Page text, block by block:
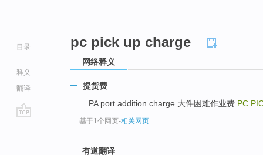
目录
释义
翻译
pc pick up charge
网络释义
提货费
... PA port addition charge 大件困难作业费 PC
基于1个网页-相关网页
有道翻译